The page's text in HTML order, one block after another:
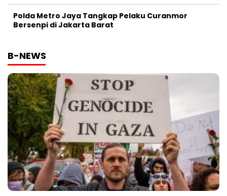
Polda Metro Jaya Tangkap Pelaku Curanmor
Bersenpi di Jakarta Barat
B-NEWS